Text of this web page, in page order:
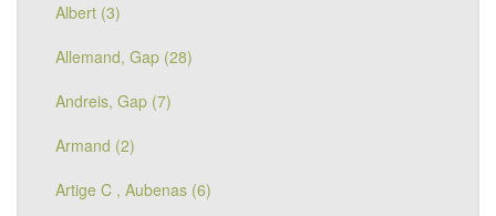
Albert (3)
Allemand, Gap (28)
Andreis, Gap (7)
Armand (2)
Artige C , Aubenas (6)